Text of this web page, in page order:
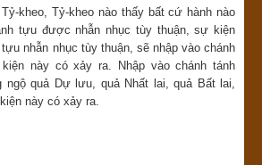
kheo, Tỷ-kheo nào thấy bất cứ hành nào
tựu được nhẫn nhục tùy thuận, sự kiện
nhẫn nhục tùy thuận, sẽ nhập vào chánh
này có xảy ra. Nhập vào chánh tánh
ngộ quả Dự lưu, quả Nhất lai, quả Bất lai,
này có xảy ra.